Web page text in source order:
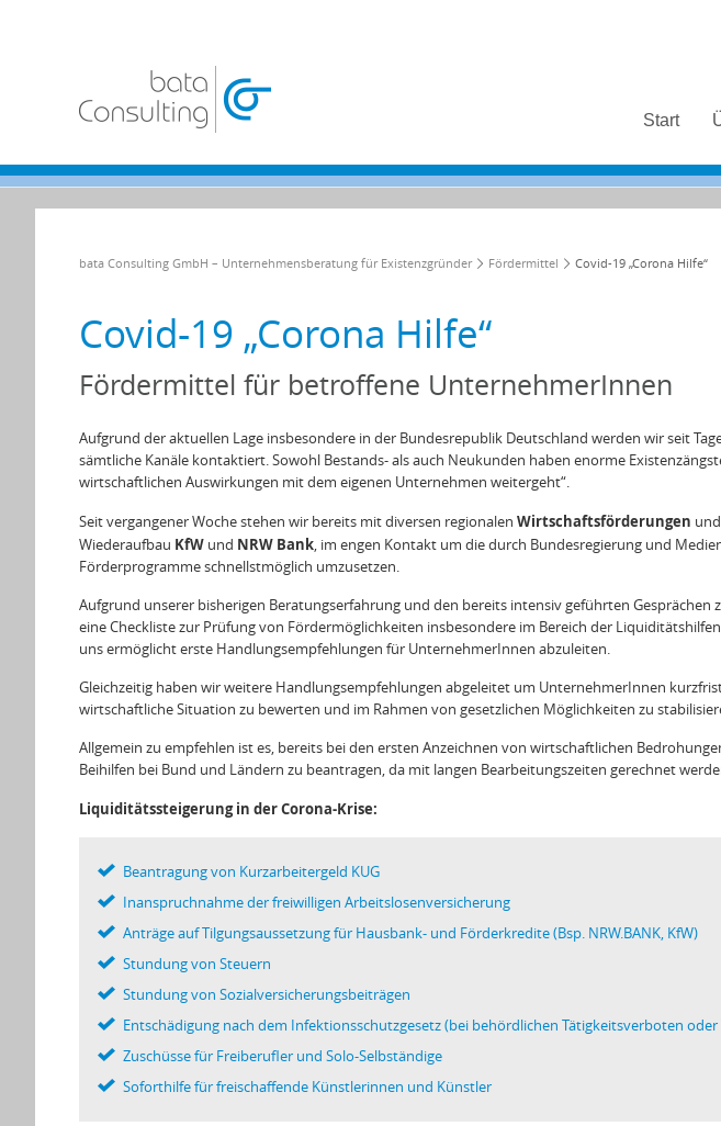
Start
bata Consulting GmbH – Unternehmensberatung für Existenzgründer Fördermittel Covid-19 „Corona Hilfe“
Covid-19 „Corona Hilfe“
Fördermittel für betroffene UnternehmerInnen
Aufgrund der aktuellen Lage insbesondere in der Bundesrepublik Deutschland werden wir seit
sämtliche Kanäle kontaktiert. Sowohl Bestands- als auch Neukunden haben enorme
wirtschaftlichen Auswirkungen mit dem eigenen Unternehmen weitergeht“.
Seit vergangener Woche stehen wir bereits mit diversen regionalenWirtschaftsförderungen und
Wiederaufbau KfW und NRW Bank, im engen Kontakt um die durch Bundesregierung und
Förderprogramme schnellstmöglich umzusetzen.
Aufgrund unserer bisherigen Beratungserfahrung und den bereits intensiv geführten Gesprächen
eine Checkliste zur Prüfung von Fördermöglichkeiten insbesondere im Bereich der
uns ermöglicht erste Handlungsempfehlungen für UnternehmerInnen abzuleiten.
Gleichzeitig haben wir weitere Handlungsempfehlungen abgeleitet um UnternehmerInnen
wirtschaftliche Situation zu bewerten und im Rahmen von gesetzlichen Möglichkeiten zu
Allgemein zu empfehlen ist es, bereits bei den ersten Anzeichnen von wirtschaftlichen
Beihilfen bei Bund und Ländern zu beantragen, da mit langen Bearbeitungszeiten gerechnet
Liquiditätssteigerung in der Corona-Krise:
Beantragung von Kurzarbeitergeld KUG
Inanspruchnahme der freiwilligen Arbeitslosenversicherung
Anträge auf Tilgungsaussetzung für Hausbank- und Förderkredite (Bsp. NRW.BANK, KfW)
Stundung von Steuern
Stundung von Sozialversicherungsbeiträgen
Entschädigung nach dem Infektionsschutzgesetz (bei behördlichen Tätigkeitsverboten
Zuschüsse für Freiberufler und Solo-Selbständige
Soforthilfe für freischaffende Künstlerinnen und Künstler